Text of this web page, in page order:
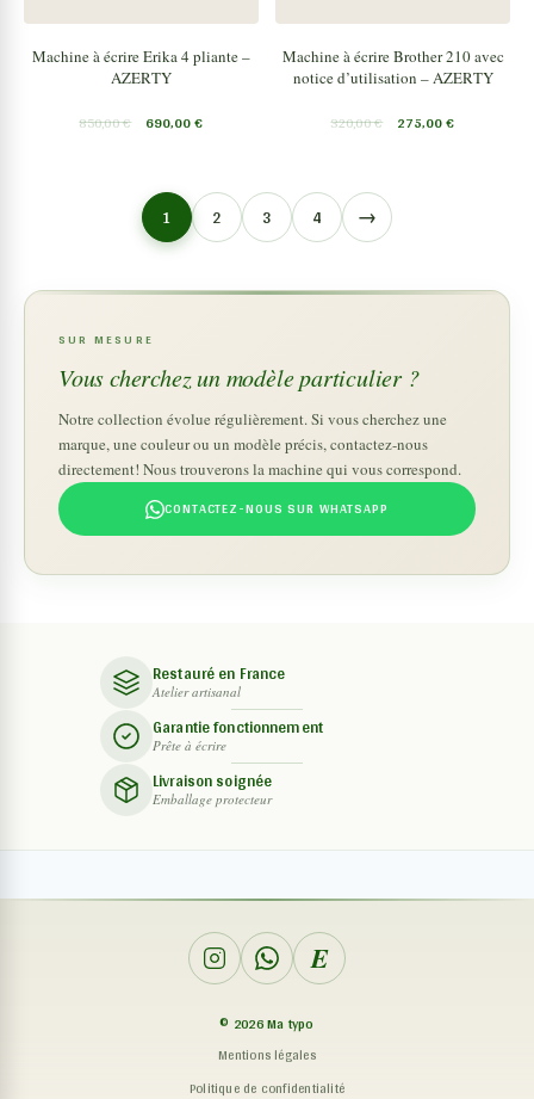
Machine à écrire Erika 4 pliante –
AZERTY
850,00€ 690,00€
Machine à écrire Brother 210 avec
notice d’utilisation – AZERTY
320,00€ 275,00€
1 2 3 4 →
SUR MESURE
Vous cherchez un modèle particulier ?
Notre collection évolue régulièrement. Si vous cherchez une
marque, une couleur ou un modèle précis, contactez-nous
directement! Nous trouverons la machine qui vous correspond.
CONTACTEZ-NOUS SUR WHATSAPP
Restauré en France
Atelier artisanal
Garantie fonctionnement
Prête à écrire
Livraison soignée
Emballage protecteur
E
© 2026Ma typo
Mentions légales
Politique de confidentialité